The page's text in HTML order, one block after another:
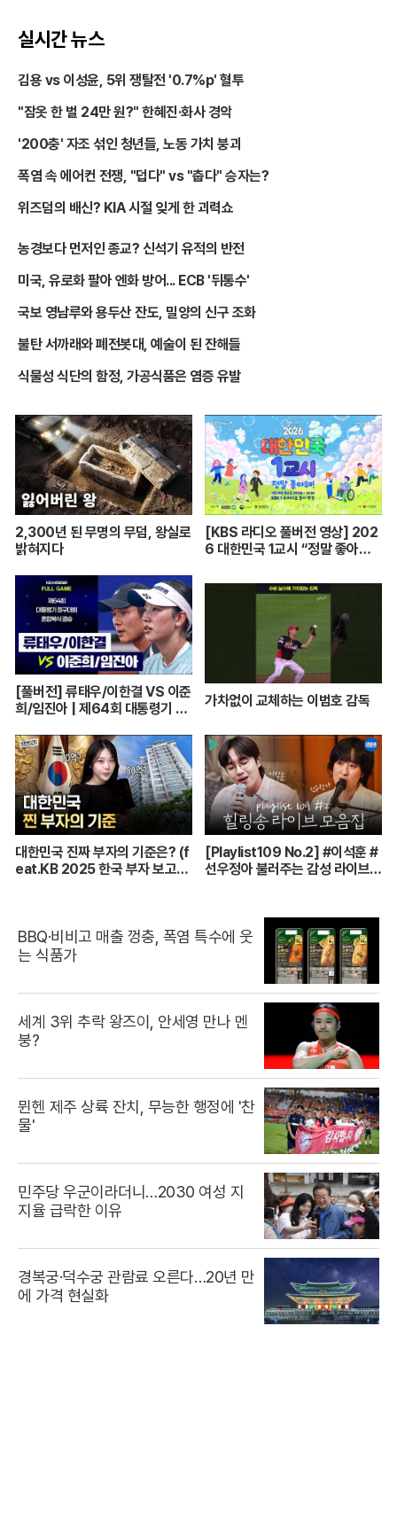
실시간 뉴스
김용 vs 이성윤, 5위 쟁탈전 '0.7%p' 혈투
"잠옷 한 벌 24만 원?" 한혜진·화사 경악
'200충' 자조 섞인 청년들, 노동 가치 붕괴
폭염 속 에어컨 전쟁, "덥다" vs "춥다" 승자는?
위즈덤의 배신? KIA 시절 잊게 한 괴력쇼
농경보다 먼저인 종교? 신석기 유적의 반전
미국, 유로화 팔아 엔화 방어... ECB '뒤통수'
국보 영남루와 용두산 잔도, 밀양의 신구 조화
불탄 서까래와 폐전봇대, 예술이 된 잔해들
식물성 식단의 함정, 가공식품은 염증 유발
2,300년 된 무명의 무덤, 왕실로
밝혀지다
[KBS 라디오 풀버전 영상] 202
6 대한민국 1교시 “정말 좋아
[풀버전] 류태우/이한결 VS 이준
희/임진아 | 제64회 대통령기 종
7.22 방송)
가차없이 교체하는 이범호 감독
대한민국 진짜 부자의 기준은? (f
eat.KB 2025 한국 부자 보고
[Playlist109 No.2] #이석훈 #
선우정아 불러주는 감성 라이브
BBQ·비비고 매출 껑충, 폭염 특수에 웃
는 식품가
세계 3위 추락 왕즈이, 안세영 만나 멘
붕?
뮌헨 제주 상륙 잔치, 무능한 행정에 '찬
물'
민주당 우군이라더니…2030 여성 지
지율 급락한 이유
경복궁·덕수궁 관람료 오른다…20년 만
에 가격 현실화